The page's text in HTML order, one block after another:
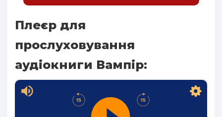
Плеєр для
прослуховування
аудіокниги Вампір: